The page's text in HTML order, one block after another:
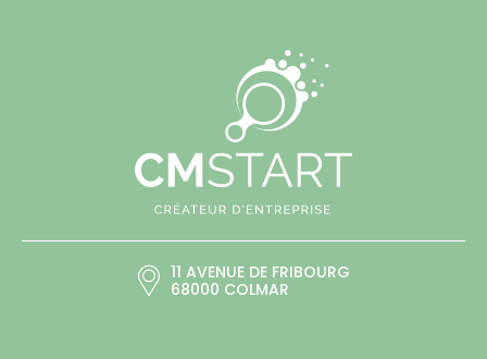
11 AVENUE DE FRIBOURG
68000 COLMAR